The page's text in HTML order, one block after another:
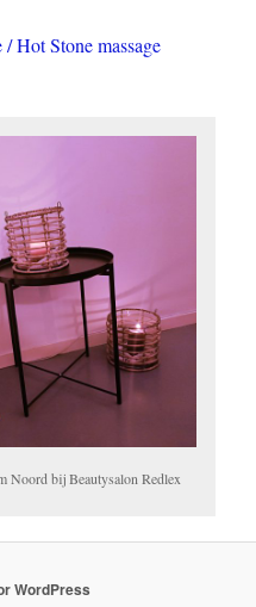
Hot Stone massage
Noord bij Beautysalon Redlex
WordPress